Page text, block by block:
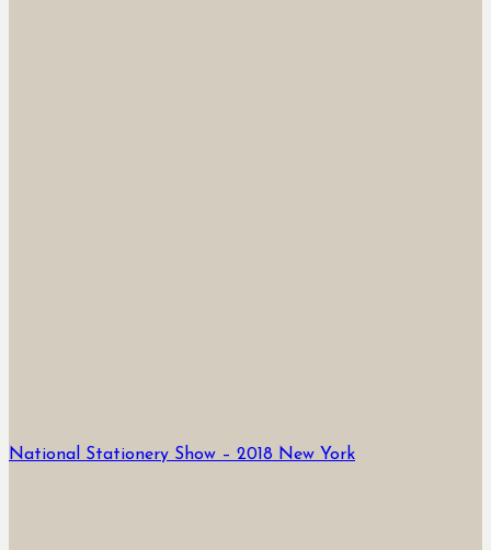
National Stationery Show – 2018 New York